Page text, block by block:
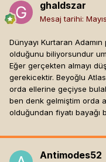
ghaldszar
Mesaj tarihi:
Dünyayı Kurtaran
olduğunu biliyorsundur
Eğer gerçekten almayı
gerekicektir. Beyoğlu
orda ellerine geçiyse
ben denk gelmiştim orda
olduğundan fiyatı bayağı
Antimodes52